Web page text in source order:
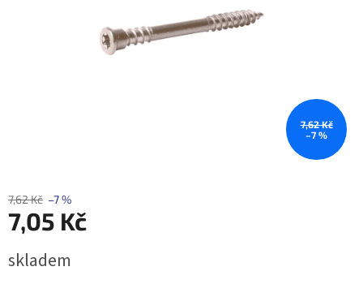
7,62 Kč
–7 %
7,62 Kč –7 %
7,05 Kč
cena:
skladem